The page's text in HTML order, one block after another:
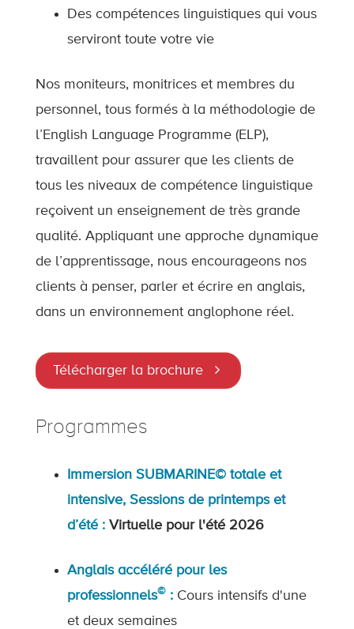
Des compétences linguistiques qui vous
serviront toute votre vie
Nos moniteurs, monitrices et membres du
personnel, tous formés à la méthodologie de
l’English Language Programme (ELP),
travaillent pour assurer que les clients de
tous les niveaux de compétence linguistique
reçoivent un enseignement de très grande
qualité. Appliquant une approche dynamique
de l’apprentissage, nous encourageons nos
clients à penser, parler et écrire en anglais,
dans un environnement anglophone réel.
Télécharger la brochure
Programmes
Immersion SUBMARINE© totale et
intensive, Sessions de printemps et
d’été : Virtuelle pour l'été 2026
Anglais accéléré pour les
professionnels© : Cours intensifs d'une
et deux semaines